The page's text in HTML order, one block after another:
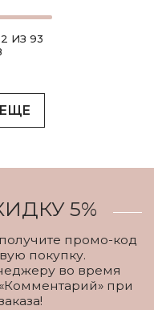
ИЗ 93
5%
промо-код
покупку.
во время
при